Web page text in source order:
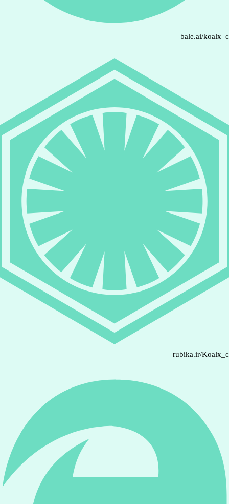
bale.ai/
rubika.ir/